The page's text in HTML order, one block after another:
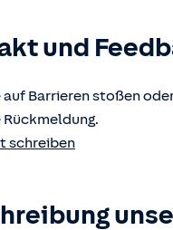
und
auf Barrieren stoßen
schreiben